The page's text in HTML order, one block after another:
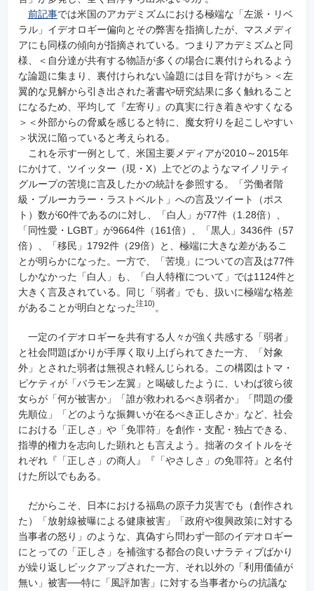
前記事では米国のアカデミズムにおける極端な「左派・リベ
ラル」イデオロギー偏向とその弊害を指摘したが、マスメディ
アにも同様の傾向が指摘されている。つまりアカデミズムと同
様、＜自分達が共有する物語が多くの場合に裏付けられるよう
な論題に集まり、裏付けられない論題には目を背けがち＞＜左
翼的な見解から引き出された著書や研究結果に多く触れること
になるため、平均して『左寄り』の真実に行き着きやすくなる
＞＜外部からの脅威を感じると特に、魔女狩りを起こしやすい
＞状況に陥っていると考えられる。
これを示す一例として、米国主要メディアが2010～2015年
にかけて、ツイッター（現・X）上でどのようなマイノリティ
グループの苦境に言及したかの統計を参照する。「労働者階
級・ブルーカラー・ラストベルト」への言及ツイート（ポス
ト）数が60件であるのに対し、「白人」が77件（1.28倍）、
「同性愛・LGBT」が9664件（161倍）、「黒人」3436件（57
倍）、「移民」1792件（29倍）と、極端に大きな差があるこ
とが明らかになった。一方で、「苦境」についての言及は77件
しかなかった「白人」も、「白人特権について」では1124件と
大きく言及されている。同じ「弱者」でも、扱いに極端な格差
があることが明白となった注10) 。
一定のイデオロギーを共有する人々が強く共感する「弱者」
と社会問題ばかりが手厚く取り上げられてきた一方、「対象
外」とされた弱者は無視され軽んじられる。この構図はトマ・
ピケティが「バラモン左翼」と喝破したように、いわば彼ら彼
女らが「何が被害か」「誰が救われるべき弱者か」「問題の優
先順位」「どのような振舞いが在るべき正しさか」など、社会
における「正しさ」や「免罪符」を創作・支配・独占できる、
指導的権力を志向した顕れとも言えよう。拙著のタイトルをそ
れぞれ『「正しさ」の商人』『「やさしさ」の免罪符』と名付
けた所以でもある。
だからこそ、日本における福島の原子力災害でも（創作され
た）「放射線被曝による健康被害」「政府や復興政策に対する
当事者の怒り」のような、真偽すら問わず一部のイデオロギー
にとっての「正しさ」を補強する都合の良いナラティブばかり
が繰り返しピックアップされた一方、それ以外の「利用価値が
無い」被害──特に「風評加害」に対する当事者からの抗議な